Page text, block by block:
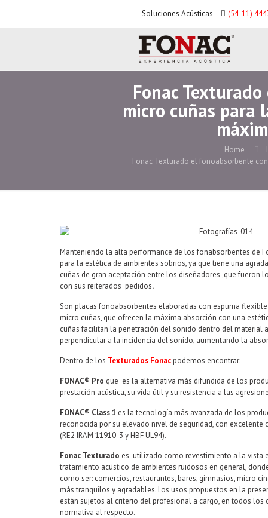
Soluciones Acústicas (54-11)
Fonac
micro cuñas para
Home
Fonac Texturado el fonoabsorbente
Manteniendo la alta performance de los fonabsorbentes de
para la estética de ambientes sobrios, ya que tiene una
cuñas de gran aceptación entre los diseñadores ,que fueron
con sus reiterados pedidos.
Son placas fonoabsorbentes elaboradas con espuma
micro cuñas, que ofrecen la máxima absorción con una
cuñas facilitan la penetración del sonido dentro del material
perpendicular a la incidencia del sonido, aumentando la
Dentro de los Texturados Fonacpodemos encontrar:
FONAC® Pro que es la alternativa más difundida de los
prestación acústica, su vida útil y su resistencia a las
FONAC® Class 1 es la tecnología más avanzada de los
reconocida por su elevado nivel de seguridad, con
(RE2 IRAM 11910-3 y HBF UL94).
Fonac Texturado es utilizado como revestimiento a la vista
tratamiento acústico de ambientes ruidosos en general,
como ser: comercios, restaurantes, bares, gimnasios, micro
más tranquilos y agradables. Los usos propuestos en la
están sujetos al criterio del profesional a cargo, en todos los
normativa al respecto.